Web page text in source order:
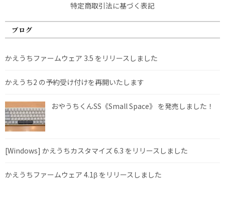
特定商取引法に基づく表記
ブログ
かえうちファームウェア 3.5 をリリースしました
かえうち2 の予約受け付けを再開いたします
おやうちくんSS《Small Space》 を発売しました！
[Windows] かえうちカスタマイズ 6.3 をリリースしました
かえうちファームウェア 4.1β をリリースしました